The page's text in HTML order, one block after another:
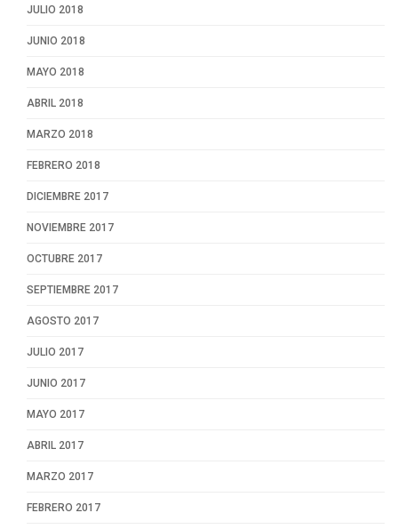
JULIO 2018
JUNIO 2018
MAYO 2018
ABRIL 2018
MARZO 2018
FEBRERO 2018
DICIEMBRE 2017
NOVIEMBRE 2017
OCTUBRE 2017
SEPTIEMBRE 2017
AGOSTO 2017
JULIO 2017
JUNIO 2017
MAYO 2017
ABRIL 2017
MARZO 2017
FEBRERO 2017